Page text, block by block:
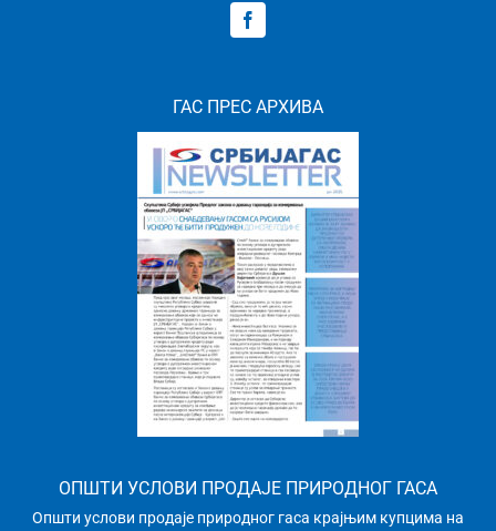
ГАС ПРЕС АРХИВА
ОПШТИ УСЛОВИ ПРОДАЈЕ ПРИРОДНОГ ГАСА
Општи услови продаје природног гаса крајњим купцима на